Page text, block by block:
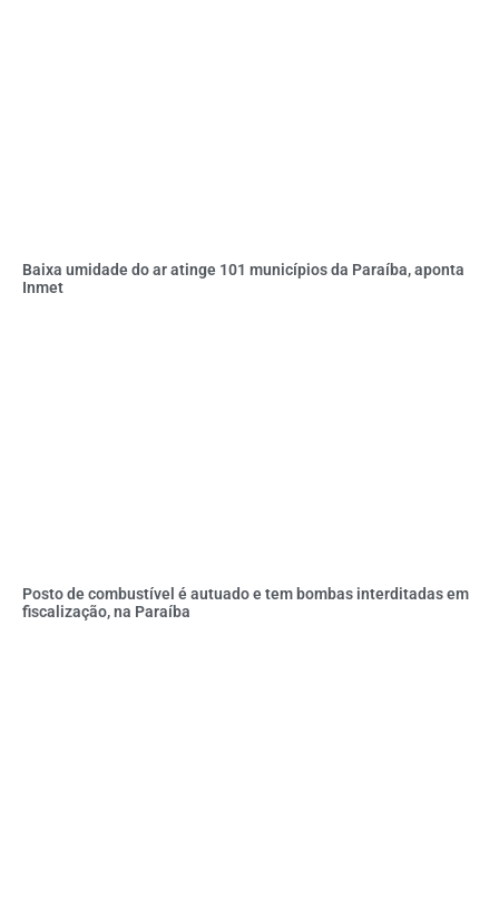
Baixa umidade do ar atinge 101 municípios da Paraíba, aponta
Inmet
Posto de combustível é autuado e tem bombas interditadas em
fiscalização, na Paraíba